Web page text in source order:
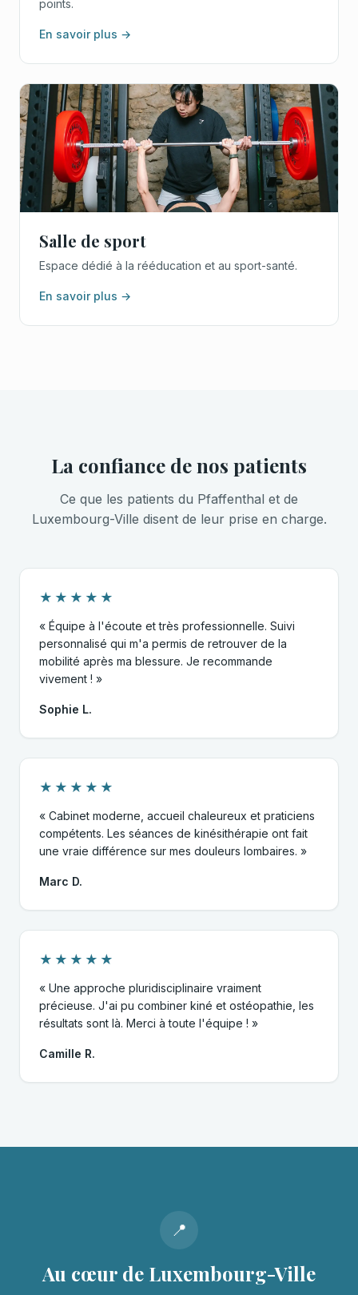
points.
En savoir plus →
Salle de sport
Espace dédié à la rééducation et au sport-santé.
En savoir plus →
La confiance de nos patients
Ce que les patients du Pfaffenthal et de
Luxembourg-Ville disent de leur prise en charge.
★★★★★
« Équipe à l'écoute et très professionnelle. Suivi
personnalisé qui m'a permis de retrouver de la
mobilité après ma blessure. Je recommande
vivement ! »
Sophie L.
★★★★★
« Cabinet moderne, accueil chaleureux et praticiens
compétents. Les séances de kinésithérapie ont fait
une vraie différence sur mes douleurs lombaires. »
Marc D.
★★★★★
« Une approche pluridisciplinaire vraiment
précieuse. J'ai pu combiner kiné et ostéopathie, les
résultats sont là. Merci à toute l'équipe ! »
Camille R.
📍
Au cœur de Luxembourg-Ville